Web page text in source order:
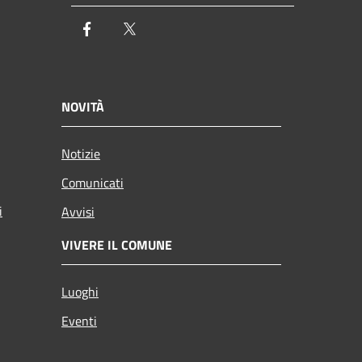
Facebook
NOVITÀ
Notizie
Comunicati
Avvisi
VIVERE IL COMUNE
Luoghi
Eventi